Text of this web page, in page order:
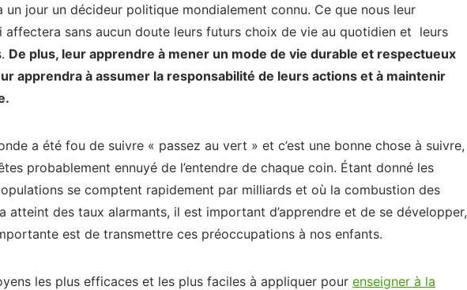
jour un décideur politique mondialement connu. Ce que nous leur
affectera sans aucun doute leurs futurs choix de vie au quotidien et leurs
De plus, leur apprendre à mener un mode de vie durable et respectueux
apprendra à assumer la responsabilité de leurs actions et à maintenir
a été fou de suivre « passez au vert » et c’est une bonne chose à suivre,
probablement ennuyé de l’entendre de chaque coin. Étant donné les
se comptent rapidement par milliards et où la combustion des
atteint des taux alarmants, il est important d’apprendre et de se développer,
est de transmettre ces préoccupations à nos enfants.
les plus efficaces et les plus faciles à appliquer pour enseigner à la